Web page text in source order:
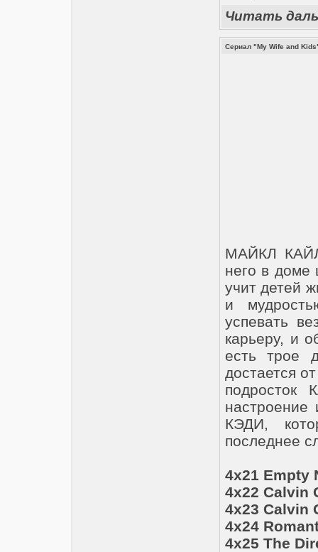
Читать
Сериал "My Wife and
МАЙКЛ КАЙЛ
него в доме
учит детей
и
успевать
карьеру, и
есть трое
достается
подросток
настроение
КЭДИ,
последнее
4х21 Empty
4х22 Calvin
4х23 Calvin
4х24
4х25 The